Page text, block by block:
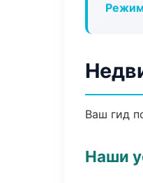
Ваш гид
Наши